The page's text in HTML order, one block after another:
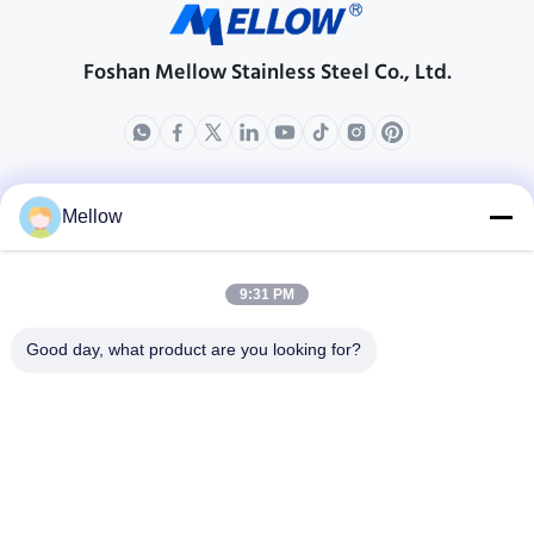
Foshan Mellow Stainless Steel Co., Ltd.
продукты
Направление компании
Путешествие фабрики
Случаи
Mellow
9:31 PM
Good day, what product are you looking for?